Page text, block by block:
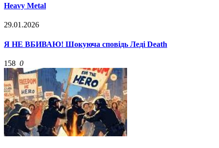
Heavy Metal
29.01.2026
Я НЕ ВБИВАЮ! Шокуюча сповідь Леді Death
158 0